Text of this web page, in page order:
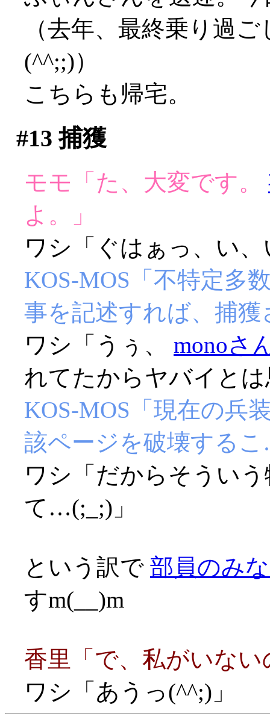
（去年、最終乗り過
(^^;;)）
こちらも帰宅。
#13 捕獲
モモ「た、大変です。
よ。」
ワシ「ぐはぁっ、い
KOS-MOS「不特定多
事を記述すれば、捕
ワシ「うぅ、 monoさ
れてたからヤバイと
KOS-MOS「現在の兵
該ページを破壊する
ワシ「だからそうい
て…(;_;)」
という訳で 部員のみ
すm(__)m
香里「で、私がいな
ワシ「あうっ(^^;)」